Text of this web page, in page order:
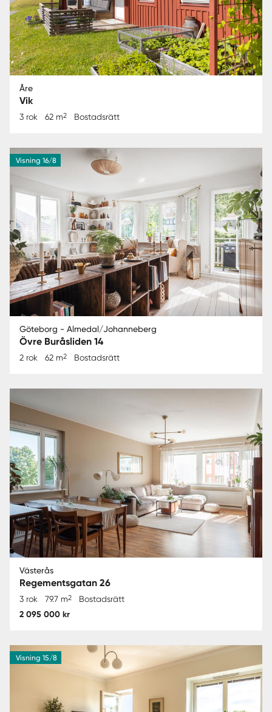
Åre
Vik
3 rok 62 m2 Bostadsrätt
Visning 16/8
Göteborg - Almedal/Johanneberg
Övre Buråsliden 14
2 rok 62 m2 Bostadsrätt
Västerås
Regementsgatan 26
3 rok 79.7 m2 Bostadsrätt
2 095 000 kr
Visning 15/8